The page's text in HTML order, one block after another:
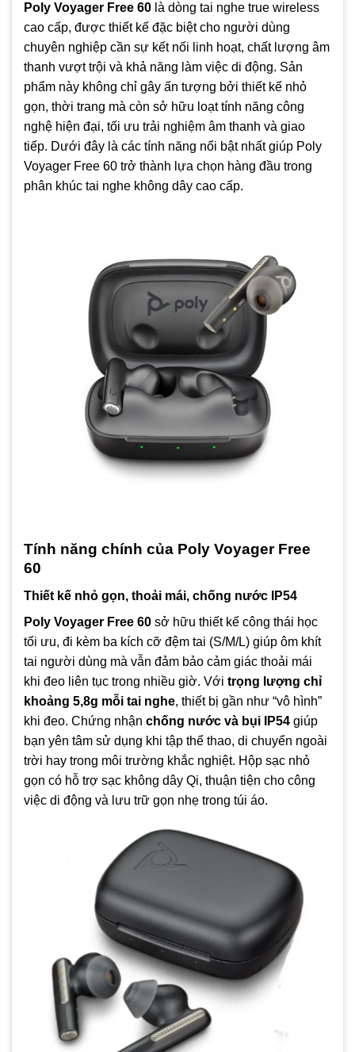
Sạc nhanh 15 phút dùng thêm dc 1-2 giờ sử dụng
Adaptive ANC tự động bù đắp cho các thay đổi về mức độ
phù hợp của người dùng
Poly Voyager Free 60 là dòng tai nghe true wireless
cao cấp, được thiết kế đặc biệt cho người dùng
chuyên nghiệp cần sự kết nối linh hoạt, chất lượng âm
thanh vượt trội và khả năng làm việc di động. Sản
phẩm này không chỉ gây ấn tượng bởi thiết kế nhỏ
gọn, thời trang mà còn sở hữu loạt tính năng công
nghệ hiện đại, tối ưu trải nghiệm âm thanh và giao
tiếp. Dưới đây là các tính năng nổi bật nhất giúp Poly
Voyager Free 60 trở thành lựa chọn hàng đầu trong
phân khúc tai nghe không dây cao cấp.
Tính năng chính của Poly Voyager Free
60
Thiết kế nhỏ gọn, thoải mái, chống nước IP54
Poly Voyager Free 60 sở hữu thiết kế công thái học
tối ưu, đi kèm ba kích cỡ đệm tai (S/M/L) giúp ôm khít
tai người dùng mà vẫn đảm bảo cảm giác thoải mái
khi đeo liên tục trong nhiều giờ. Với trọng lượng chỉ
khoảng 5,8g mỗi tai nghe, thiết bị gần như “vô hình”
khi đeo. Chứng nhận chống nước và bụi IP54 giúp
bạn yên tâm sử dụng khi tập thể thao, di chuyển ngoài
trời hay trong môi trường khắc nghiệt. Hộp sạc nhỏ
gọn có hỗ trợ sạc không dây Qi, thuận tiện cho công
việc di động và lưu trữ gọn nhẹ trong túi áo.